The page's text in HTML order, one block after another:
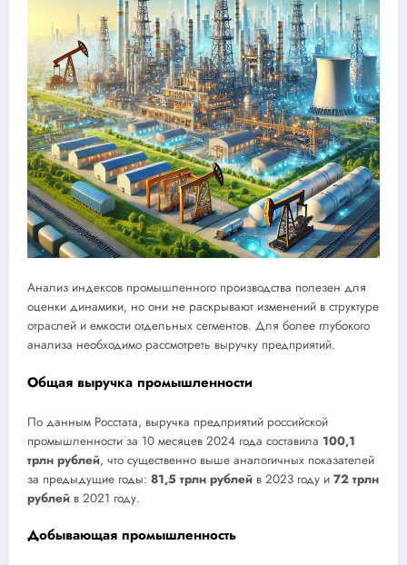
Анализ индексов промышленного производства полезен для
оценки динамики, но они не раскрывают изменений в структуре
отраслей и емкости отдельных сегментов. Для более глубокого
анализа необходимо рассмотреть выручку предприятий.
Общая выручка промышленности
По данным Росстата, выручка предприятий российской
промышленности за 10 месяцев 2024 года составила 100,1
трлн рублей, что существенно выше аналогичных показателей
за предыдущие годы: 81,5 трлн рублей в 2023 году и 72 трлн
рублей в 2021 году.
Добывающая промышленность